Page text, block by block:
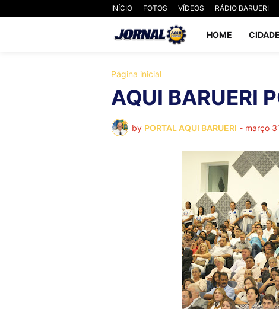
INÍCIO FOTOS VÍDEOS RÁDIO BARUERI
HOME
Página inicial
AQUI BARUERI
by PORTAL AQUI BARUERI - março